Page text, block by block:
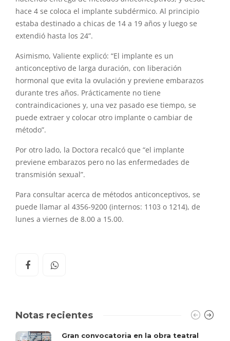
hace 4 se coloca el implante subdérmico. Al principio
estaba destinado a chicas de 14 a 19 años y luego se
extendió hasta los 24”.
Asimismo, Valiente explicó: “El implante es un
anticonceptivo de larga duración, con liberación
hormonal que evita la ovulación y previene embarazos
durante tres años. Prácticamente no tiene
contraindicaciones y, una vez pasado ese tiempo, se
puede extraer y colocar otro implante o cambiar de
método”.
Por otro lado, la Doctora recalcó que “el implante
previene embarazos pero no las enfermedades de
transmisión sexual”.
Para consultar acerca de métodos anticonceptivos, se
puede llamar al 4356-9200 (internos: 1103 o 1214), de
lunes a viernes de 8.00 a 15.00.
Notas recientes
Gran convocatoria en la obra teatral